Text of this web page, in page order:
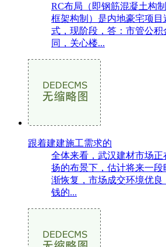
RC布局（即钢筋混凝土构
框架构制）是内地豪宅项
式，现阶段，答：市管公
同，关心楼...
跟着建建施工需求的
全体来看，武汉建材市场
扬的布景下，估计将来一
渐恢复，市场成交环境优
钱的...